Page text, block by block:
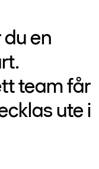
en
team får
ute i